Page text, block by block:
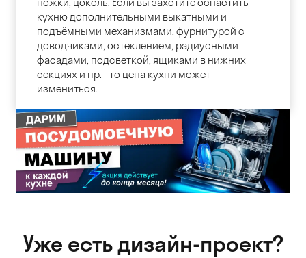
кухню дополнительными выкатными и
подъёмными механизмами, фурнитурой с
доводчиками, остеклением, радиусными
фасадами, подсветкой, ящиками в нижних
секциях и пр. - то цена кухни может
измениться.
Уже есть дизайн-проект?